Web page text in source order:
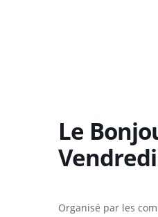
Le
Vendredi
Organisé par les